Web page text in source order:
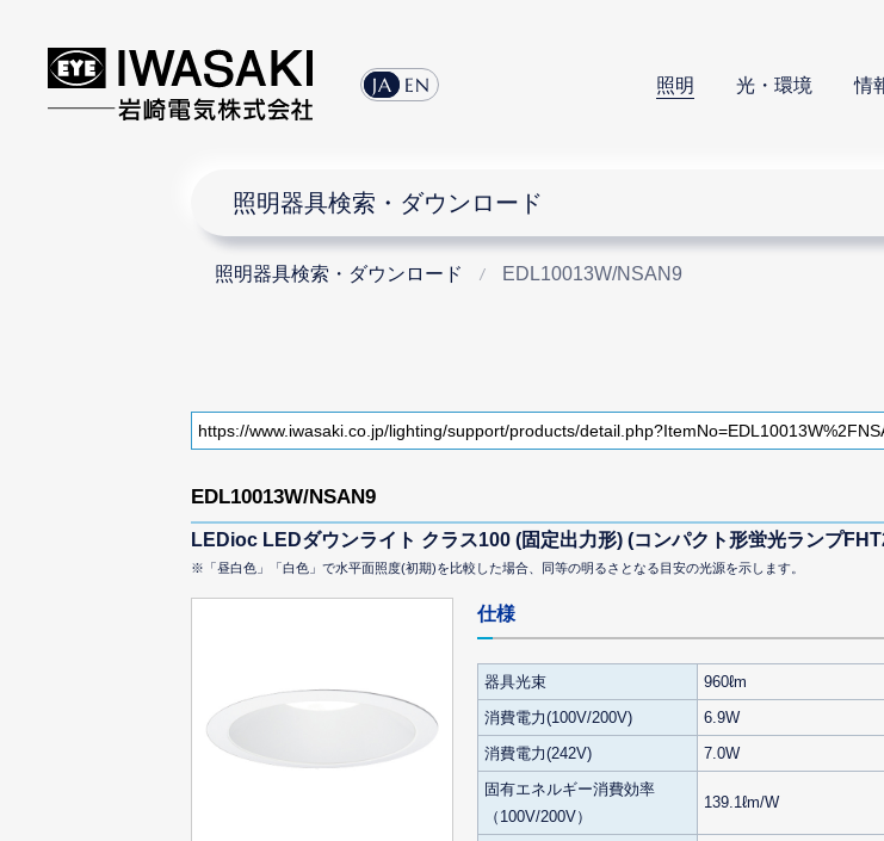
JA EN 照明 光・環境 情
照明器具検索・ダウンロード
照明器具検索・ダウンロード EDL10013W/NSAN9
EDL10013W/NSAN9
LEDioc LEDダウンライト クラス100 (固定出力形) (コンパクト形蛍光ランプ
※「昼白色」「白色」で水平面照度(初期)を比較した場合、同等の明るさとなる目安の光源を示します。
仕様
器具光束
960ℓm
消費電力(100V/200V)
6.9W
消費電力(242V)
7.0W
固有エネルギー消費効率
（100V/200V）
139.1ℓm/W